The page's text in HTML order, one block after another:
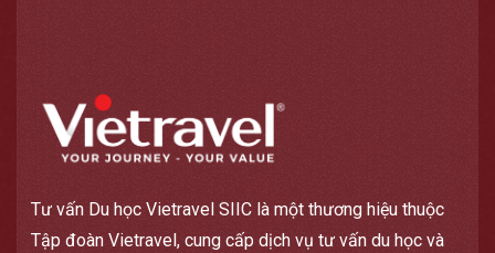
Tư vấn Du học Vietravel SIIC là một thương hiệu thuộc
Tập đoàn Vietravel, cung cấp dịch vụ tư vấn du học và